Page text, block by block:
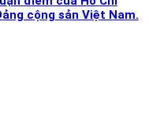
cộng sản Việt Nam.